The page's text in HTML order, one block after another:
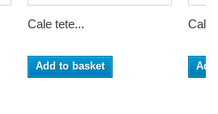
Cale tete...
Add to basket
Cale